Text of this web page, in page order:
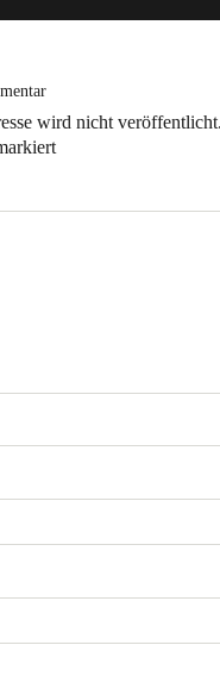
FacebookPinterestTweed
wird nicht veröffentlicht.